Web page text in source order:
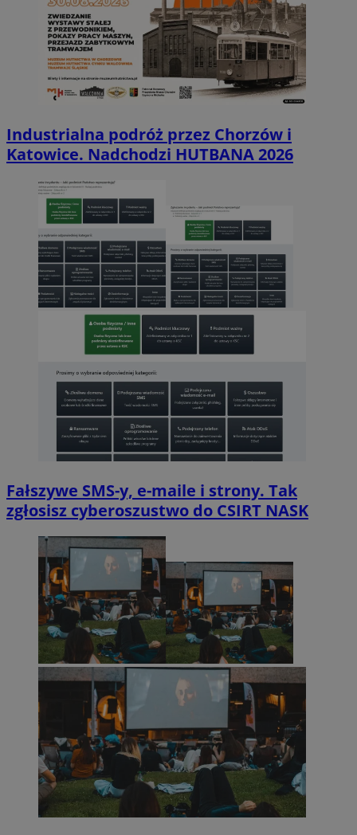
Industrialna podróż przez Chorzów i
Katowice. Nadchodzi HUTBANA 2026
Fałszywe SMS-y, e-maile i strony. Tak
zgłosisz cyberoszustwo do CSIRT NASK